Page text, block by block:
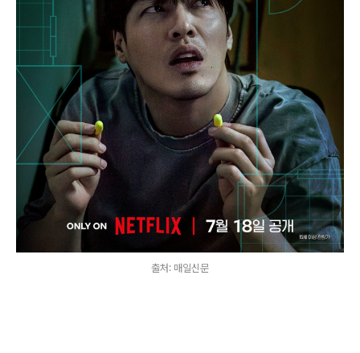
출처: 매일신문